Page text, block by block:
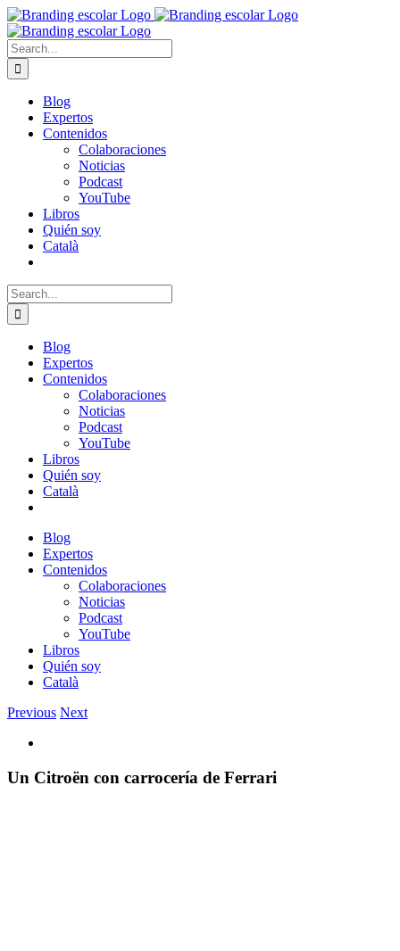
Skip
to
content
Search
for:
Blog
Expertos
Contenidos
Colaboraciones
Noticias
Podcast
YouTube
Libros
Quién soy
Català
Search
for:
Blog
Expertos
Contenidos
Colaboraciones
Noticias
Podcast
YouTube
Libros
Quién soy
Català
Blog
Expertos
Contenidos
Colaboraciones
Noticias
Podcast
YouTube
Libros
Quién soy
Català
Previous Next
Image
Un Citroën con carrocería de Ferrari